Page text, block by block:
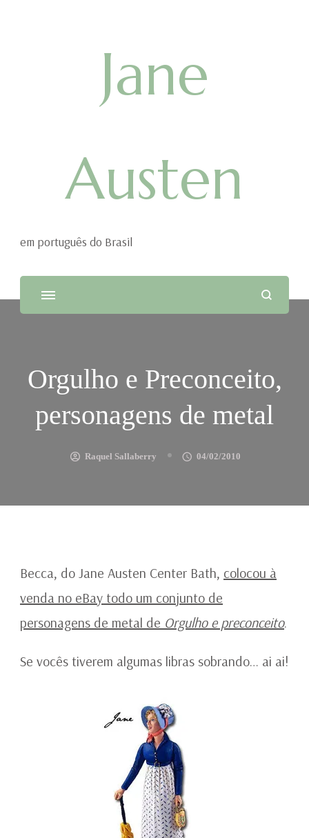
Jane
Austen
em português do Brasil
Orgulho e Preconceito,
personagens de metal
Raquel Sallaberry 04/02/2010
Becca, do Jane Austen Center Bath, colocou à
venda no eBay todo um conjunto de
personagens de metal de Orgulho e preconceito.
Se vocês tiverem algumas libras sobrando… ai ai!